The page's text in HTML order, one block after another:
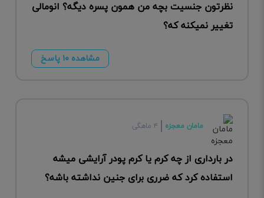
نظرتون جنسیت بچه من همون پسره دیگه؟ انومالی
تغییر نمیکنه که؟
مشاهده ۱۰ پاسخ
مامان معجزه ۴ ماهگی
در بارداری از چه کرم یا کرم پودر آرایشی میشه
استفاده کرد که ضرری برای جنین نداشته باشه؟